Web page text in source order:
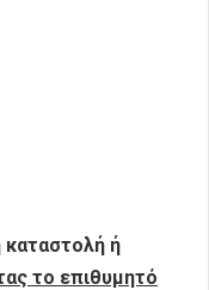
καταστολή ή
το επιθυμητό